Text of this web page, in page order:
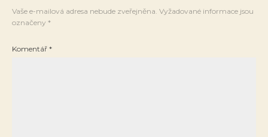
Vaše e-mailová adresa nebude zveřejněna. Vyžadované informace jsou
označeny *
Komentář *